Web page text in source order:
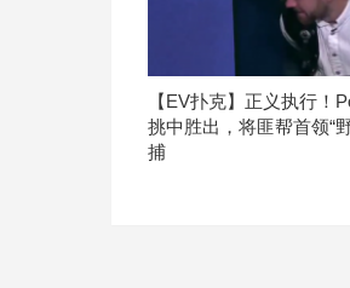
【EV扑克】正义执行！
挑中胜出，将匪帮首领“
捕